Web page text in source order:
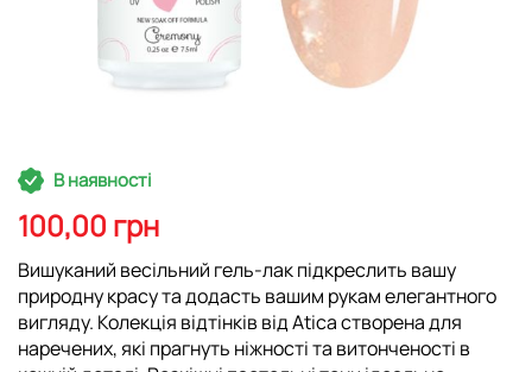
Перейти
до
початку
галереї
зображень
В наявності
100,00 грн
Вишуканий весільний гель-лак підкреслить вашу
природну красу та додасть вашим рукам елегантного
вигляду. Колекція відтінків від Atica створена для
наречених, які прагнуть ніжності та витонченості в